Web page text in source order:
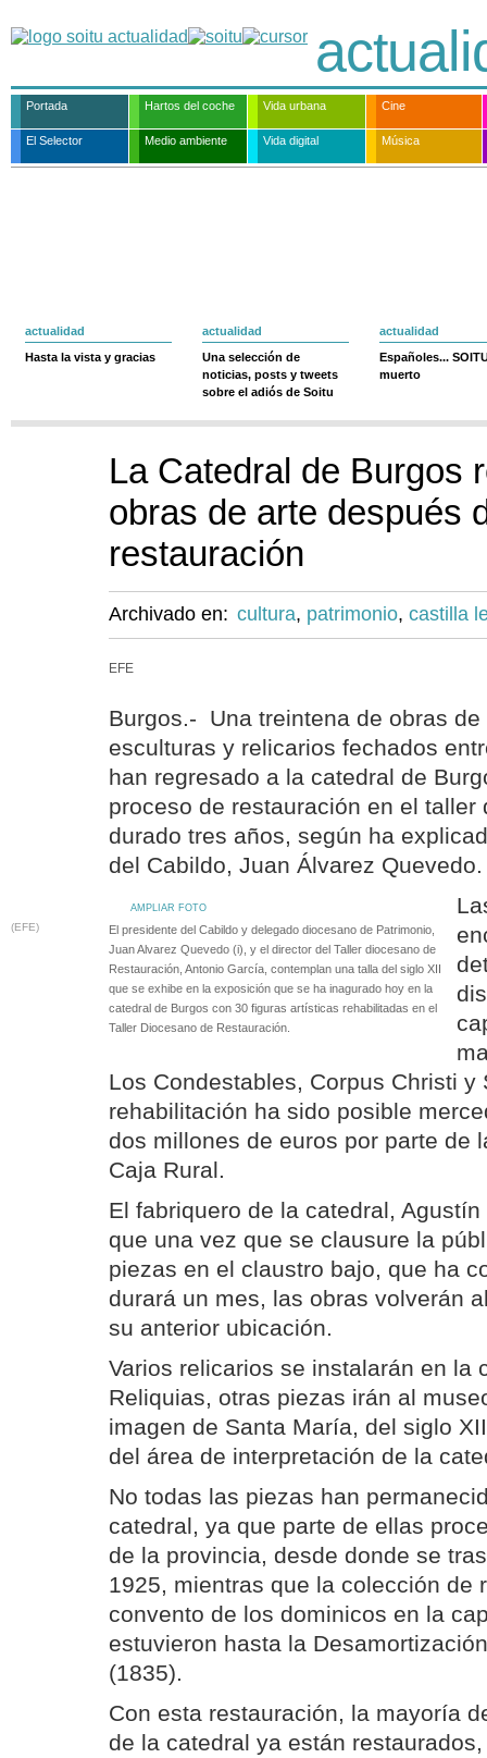
Portada Hartos del coche Vida urbana Cine
El Selector Medio ambiente Vida digital Música
actualidad
Hasta la vista y gracias
actualidad
Una selección de
noticias, posts y tweets
sobre el adiós de Soitu
actualidad
Españoles...
muerto
La Catedral de Burgos
obras de arte después
restauración
Archivado en: cultura, patrimonio, castilla
EFE
Burgos.- Una treintena de obras
esculturas y relicarios fechados
han regresado a la catedral de
proceso de restauración en el taller
durado tres años, según ha
del Cabildo, Juan Álvarez Quevedo.
AMPLIAR FOTO
(EFE)
El presidente del Cabildo y delegado diocesano de Patrimonio,
Juan Alvarez Quevedo (i), y el director del Taller diocesano de
Restauración, Antonio García, contemplan una talla del siglo XII
que se exhibe en la exposición que se ha inagurado hoy en la
catedral de Burgos con 30 figuras artísticas rehabilitadas en el
Taller Diocesano de Restauración.
Los Condestables, Corpus Christi y
rehabilitación ha sido posible
dos millones de euros por parte de
Caja Rural.
El fabriquero de la catedral,
que una vez que se clausure la
piezas en el claustro bajo, que ha
durará un mes, las obras volverán
su anterior ubicación.
Varios relicarios se instalarán en la
Reliquias, otras piezas irán al
imagen de Santa María, del siglo
del área de interpretación de la
No todas las piezas han
catedral, ya que parte de ellas
de la provincia, desde donde se
1925, mientras que la colección de
convento de los dominicos en la
estuvieron hasta la
(1835).
Con esta restauración, la mayoría
de la catedral ya están